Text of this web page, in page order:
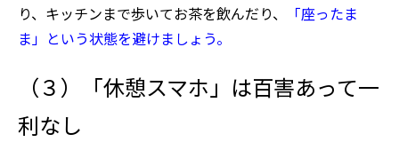
り、キッチンまで歩いてお茶を飲んだり、
「座ったま
ま」という状態を避けましょう。
（３）「休憩スマホ」は百害あって一
利なし